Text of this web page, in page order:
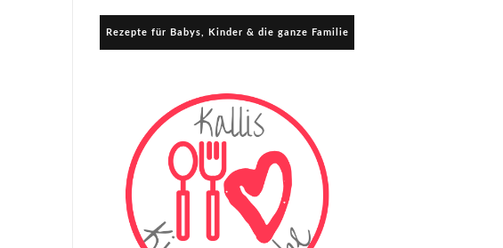
Rezepte für Babys, Kinder & die ganze Familie